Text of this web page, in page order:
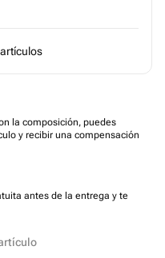
la composición, puedes
y recibir una compensación
antes de la entrega y te